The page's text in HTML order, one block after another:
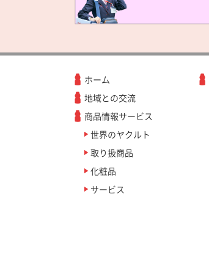
ホーム
地域との交流
商品情報サービス
世界のヤクルト
取り扱商品
化粧品
サービス